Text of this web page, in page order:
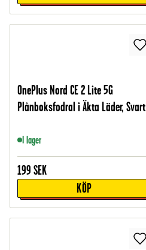
OnePlus Nord CE 2 Lite 5G
Plånboksfodral i Äkta Läder, Svart
I lager
199 SEK
KÖP